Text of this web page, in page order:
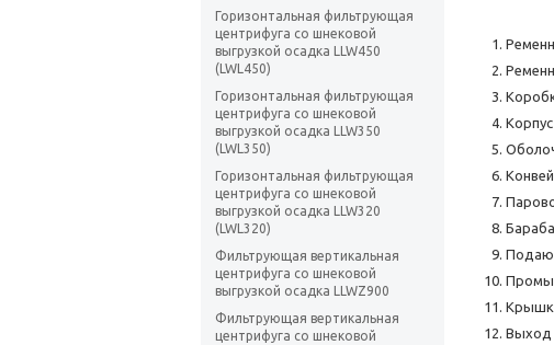
Горизонтальная фильтрующая
центрифуга со шнековой
выгрузкой осадка LLW450
(LWL450)
Горизонтальная фильтрующая
центрифуга со шнековой
выгрузкой осадка LLW350
(LWL350)
Горизонтальная фильтрующая
центрифуга со шнековой
выгрузкой осадка LLW320
(LWL320)
Фильтрующая вертикальная
центрифуга со шнековой
выгрузкой осадка LLWZ900
Фильтрующая вертикальная
центрифуга со шнековой
Корпус
Выход